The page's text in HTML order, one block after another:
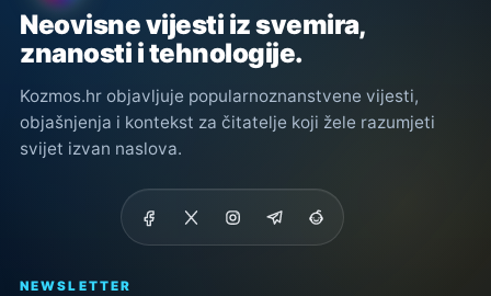
Neovisne vijesti iz svemira,
znanosti i tehnologije.
Kozmos.hr objavljuje popularnoznanstvene vijesti,
objašnjenja i kontekst za čitatelje koji žele razumjeti
svijet izvan naslova.
NEWSLETTER